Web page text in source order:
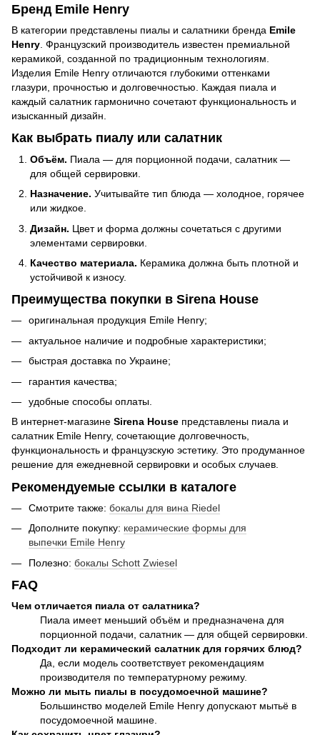
Бренд Emile Henry
В категории представлены пиалы и салатники бренда Emile
Henry . Французский производитель известен премиальной
керамикой, созданной по традиционным технологиям.
Изделия Emile Henry отличаются глубокими оттенками
глазури, прочностью и долговечностью. Каждая пиала и
каждый салатник гармонично сочетают функциональность и
изысканный дизайн.
Как выбрать пиалу или салатник
Объём. Пиала — для порционной подачи, салатник —
для общей сервировки.
Назначение. Учитывайте тип блюда — холодное, горячее
или жидкое.
Дизайн. Цвет и форма должны сочетаться с другими
элементами сервировки.
Качество материала. Керамика должна быть плотной и
устойчивой к износу.
Преимущества покупки в Sirena House
оригинальная продукция Emile Henry;
актуальное наличие и подробные характеристики;
быстрая доставка по Украине;
гарантия качества;
удобные способы оплаты.
В интернет-магазине Sirena House представлены пиала и
салатник Emile Henry, сочетающие долговечность,
функциональность и французскую эстетику. Это продуманное
решение для ежедневной сервировки и особых случаев.
Рекомендуемые ссылки в каталоге
Смотрите также: бокалы для вина Riedel
Дополните покупку: керамические формы для
выпечки Emile Henry
Полезно: бокалы Schott Zwiesel
FAQ
Чем отличается пиала от салатника?
Пиала имеет меньший объём и предназначена для
порционной подачи, салатник — для общей сервировки.
Подходит ли керамический салатник для горячих блюд?
Да, если модель соответствует рекомендациям
производителя по температурному режиму.
Можно ли мыть пиалы в посудомоечной машине?
Большинство моделей Emile Henry допускают мытьё в
посудомоечной машине.